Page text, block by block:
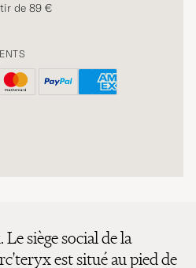
de 89 €
siège social de la
est situé au pied de